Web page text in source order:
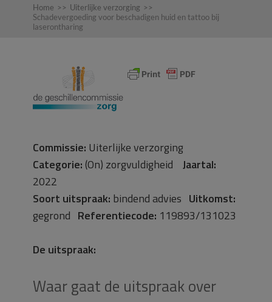
Home >> Uiterlijke verzorging >>
Schadevergoeding voor beschadigen huid en tattoo bij
laserontharing
Commissie: Uiterlijke verzorging
Categorie:(On) zorgvuldigheid Jaartal:
2022
Soort uitspraak: bindend advies Uitkomst:
gegrond Referentiecode: 119893/131023
De uitspraak:
Waar gaat de uitspraak over